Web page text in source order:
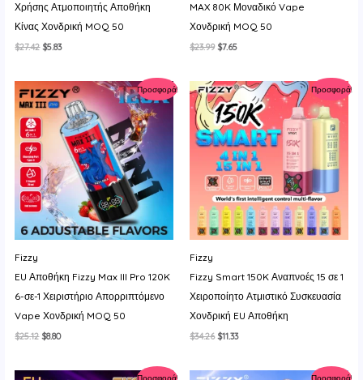
Χρήσης Ατμοποιητής Αποθήκη
Κίνας Χονδρική MOQ 50
$27.42Original
$27.42.
$5.83Η
είναι:
$5.83.
MAX 80K Μοναδικό Vape
Χονδρική MOQ 50
$23.99 Original
$23.99.
$7.65Η
είναι:
$7.65.
Προσφορά!
Fizzy
EU Αποθήκη Fizzy Max III Pro 120K
6-σε-1 Χειριστήριο Απορριπτόμενο
Vape Χονδρική MOQ 50
$25.12 Original
$25.12.
$8.80Η
είναι:
Προσφορά!
Fizzy
Fizzy Smart 150K Αναπνοές 15 σε 1
Χειροποίητο Ατμιστικό Συσκευασία
Χονδρική EU Αποθήκη
$34.26 Original
$34.26.
$11.33Η
είναι:
Προσφορά! Προσφορά!